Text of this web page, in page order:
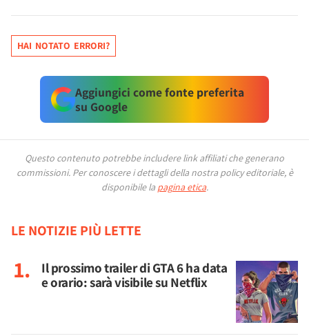
HAI NOTATO ERRORI?
Aggiungici come fonte preferita
su Google
Questo contenuto potrebbe includere link affiliati che generano
commissioni. Per conoscere i dettagli della nostra policy editoriale, è
disponibile la pagina etica.
LE NOTIZIE PIÙ LETTE
Il prossimo trailer di GTA 6 ha data
e orario: sarà visibile su Netflix